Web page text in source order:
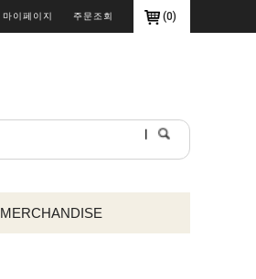
(0)
마이페이지 주문조회
MERCHANDISE